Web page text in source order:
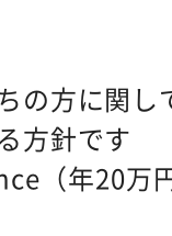
の方に関
方針です
（年20万